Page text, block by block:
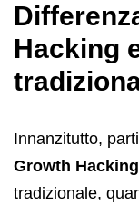
Hacking
Innanzitutto,
Growth
tradizionale,